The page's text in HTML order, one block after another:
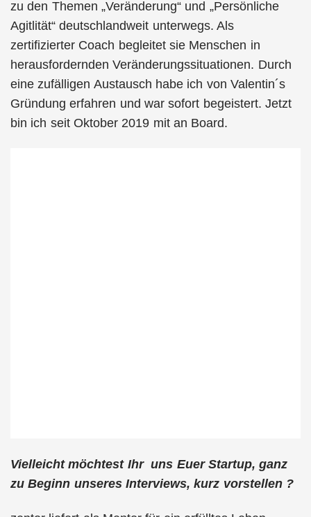
zu den Themen „Veränderung“ und „Persönliche
Agitlität“ deutschlandweit unterwegs. Als
zertifizierter Coach begleitet sie Menschen in
herausfordernden Veränderungssituationen. Durch
eine zufälligen Austausch habe ich von Valentin´s
Gründung erfahren und war sofort begeistert. Jetzt
bin ich seit Oktober 2019 mit an Board.
Vielleicht möchtest Ihr uns Euer Startup, ganz
zu Beginn unseres Interviews, kurz vorstellen ?